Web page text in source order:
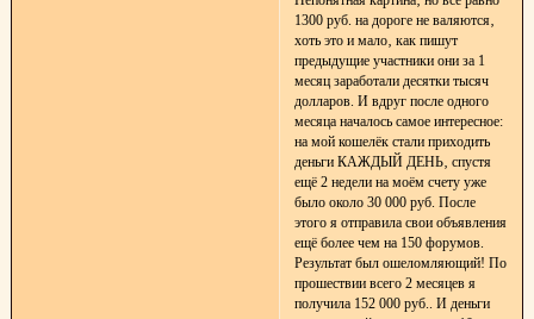
1300 руб. на дороге не валяются‚
хоть это и мало‚ как пишут
предыдущие участники они за 1
месяц заработали десятки тысяч
долларов. И вдруг после одного
месяца началось самое интересное:
на мой кошелёк стали приходить
деньги КАЖДЫЙ ДЕНЬ‚ спустя
ещё 2 недели на моём счету уже
было около 30 000 руб. После
этого я отправила свои объявления
ещё более чем на 150 форумов.
Результат был ошеломляющий! По
прошествии всего 2 месяцев я
получила 152 000 руб.. И деньги